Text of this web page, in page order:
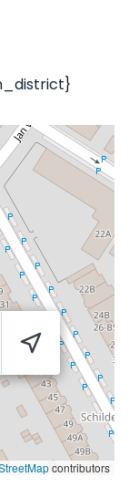
contributors